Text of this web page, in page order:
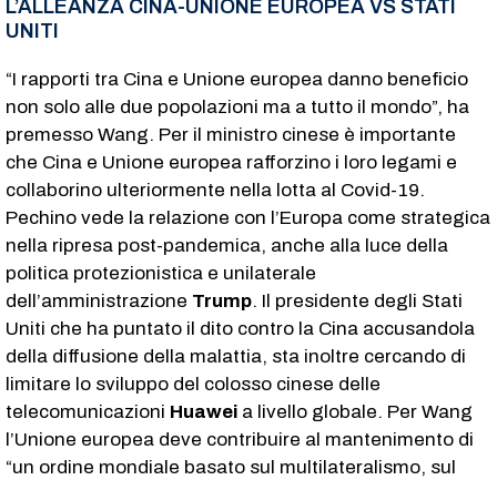
L’ALLEANZA CINA-UNIONE EUROPEA VS STATI
UNITI
“I rapporti tra Cina e Unione europea danno beneficio
non solo alle due popolazioni ma a tutto il mondo”, ha
premesso Wang. Per il ministro cinese è importante
che Cina e Unione europea rafforzino i loro legami e
collaborino ulteriormente nella lotta al Covid-19.
Pechino vede la relazione con l’Europa come strategica
nella ripresa post-pandemica, anche alla luce della
politica protezionistica e unilaterale
dell’amministrazione Trump. Il presidente degli Stati
Uniti che ha puntato il dito contro la Cina accusandola
della diffusione della malattia, sta inoltre cercando di
limitare lo sviluppo del colosso cinese delle
telecomunicazioni Huawei a livello globale. Per Wang
l’Unione europea deve contribuire al mantenimento di
“un ordine mondiale basato sul multilateralismo, sul